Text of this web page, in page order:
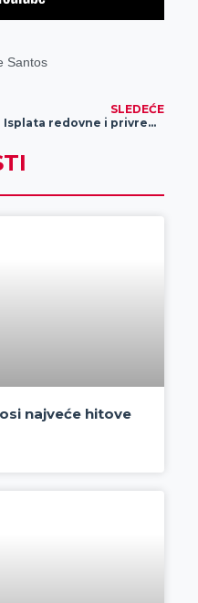
Santos
SLEDEĆE
Isplata redovne i privremene novčane naknade za jun
najveće hitove